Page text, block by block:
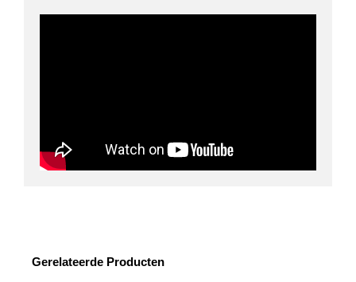
Gerelateerde Producten